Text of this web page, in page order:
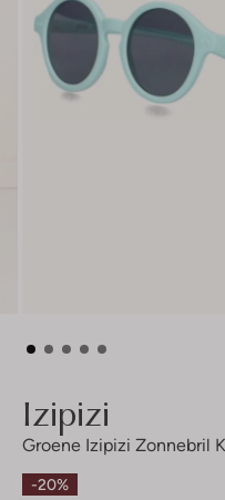
Izipizi
Groene Izipizi Zonnebril
-20%